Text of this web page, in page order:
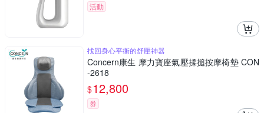
活動
找回身心平衡的舒壓神器
Concern康生 摩力寶座氣壓揉搥按摩椅墊 CON
-2618
$12,800
券